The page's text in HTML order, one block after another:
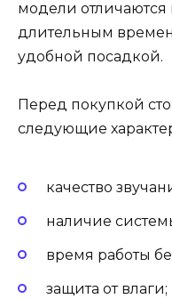
модели
длительным
удобной посадкой.
Перед покупкой
следующие
качество
наличие
время работы
защита от влаги;